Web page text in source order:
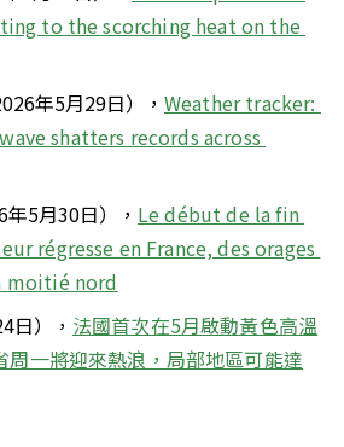
to the scorching heat on the
年5月29日）， Weather tracker:
shatters records across
5月30日）， Le début de la fin
régresse en France, des orages
moitié nord
日）， 法國首次在5月啟動黃色高溫
周一將迎來熱浪，局部地區可能達